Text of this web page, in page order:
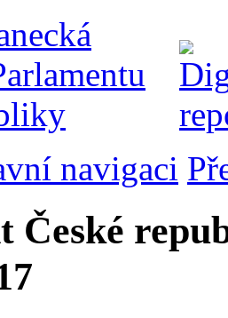
navigaci
České